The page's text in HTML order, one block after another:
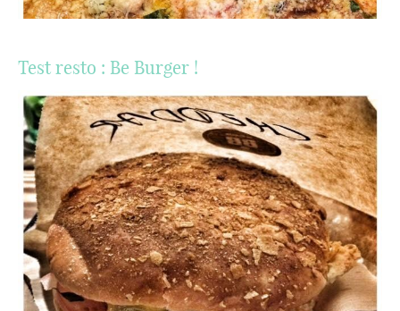
Test resto : Be Burger !